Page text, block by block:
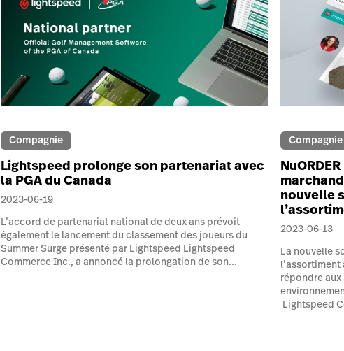
Compagnie
Lightspeed prolonge son partenariat avec
la PGA du Canada
2023-06-19
L’accord de partenariat national de deux ans prévoit
également le lancement du classement des joueurs du
Summer Surge présenté par Lightspeed Lightspeed
Commerce Inc., a annoncé la prolongation de son...
Compagnie
nouvelle
2023-06-13
La nouvelle
répondre
Lightspeed